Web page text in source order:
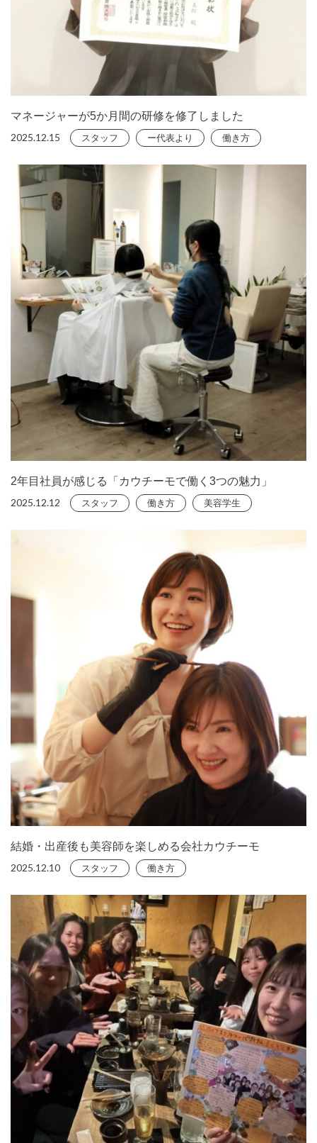
マネージャーが5か月間の研修を修了しました
2025.12.15
スタッフ ー代表より 働き方
2年目社員が感じる「カウチーモで働く3つの魅力」
2025.12.12
スタッフ 働き方 美容学生
結婚・出産後も美容師を楽しめる会社カウチーモ
2025.12.10
スタッフ 働き方